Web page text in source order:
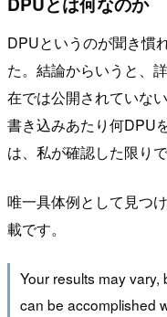
DPUというのが聞き慣
た。結論からいうと、
在では公開されていな
書き込みあたり何DPU
は、私が確認した限り
唯一具体例として見つけ
載です。
Your results may
can be accomplished